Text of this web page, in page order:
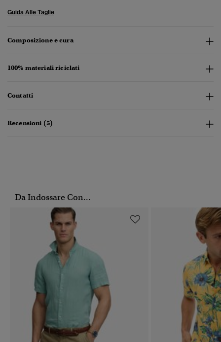
Guida Alle Taglie
Composizione e cura
100% materiali riciclati
Contatti
Recensioni (5)
Da Indossare Con...